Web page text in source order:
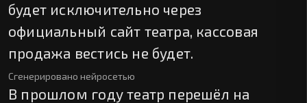
будет исключительно через
официальный сайт театра, кассовая
продажа вестись не будет.
Сгенерировано нейросетью
В прошлом году театр перешёл на